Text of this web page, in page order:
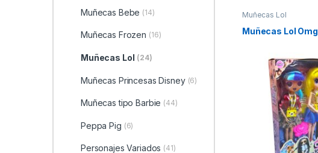
Muñecas Lol
Muñecas Lol Omg
Muñecas Bebe (14)
Muñecas Frozen (16)
Muñecas Lol (24)
Muñecas Princesas Disney (6)
Muñecas tipo Barbie (44)
Peppa Pig (6)
Personajes Variados (41)